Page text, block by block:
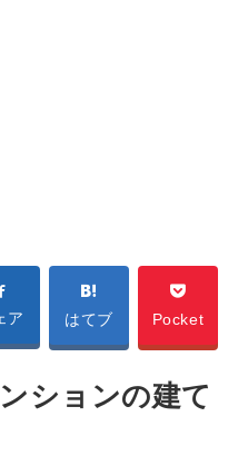
ア はてブ Pocket
ションの建て